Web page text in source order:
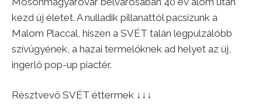
kezd új életet. A nulladik pillanattól pacsizunk a
Malom Placcal, hiszen a SVÉT talán legpulzálóbb
szívügyének, a hazai termelőknek ad helyet az új,
ingerlő pop-up piactér.
Résztvevő SVÉT éttermek ↓↓↓